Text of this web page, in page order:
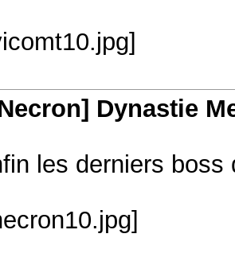
Dynastie
les derniers